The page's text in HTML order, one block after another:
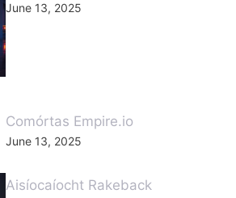
June 13, 2025
Comórtas Empire.io
June 13, 2025
Aisíocaíocht Rakeback